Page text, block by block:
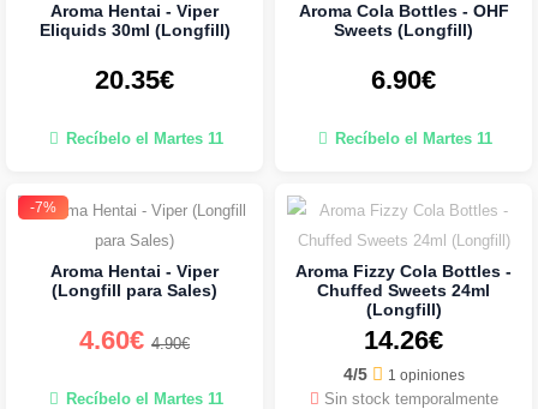
Aroma Hentai - Viper
Eliquids 30ml (Longfill)
20.35€
Recíbelo el Martes 11
Aroma Cola Bottles - OHF
Sweets (Longfill)
6.90€
Recíbelo el Martes 11
-7%
Aroma Hentai - Viper
(Longfill para Sales)
4.60€ 4.90€
Recíbelo el Martes 11
Aroma Fizzy Cola Bottles -
Chuffed Sweets 24ml
(Longfill)
14.26€
4/5 1 opiniones
Sin stock temporalmente